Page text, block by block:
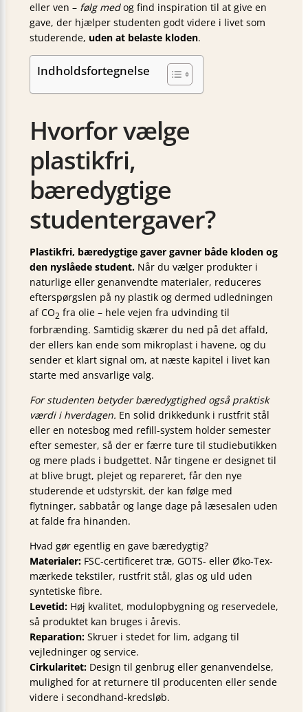
eller ven – følg medog find inspiration til at give en
gave, der hjælper studenten godt videre i livet som
studerende, uden at belaste kloden.
Indholdsfortegnelse
Hvorfor vælge
plastikfri,
bæredygtige
studentergaver?
Plastikfri, bæredygtige gaver gavner både kloden og
den nyslåede student. Når du vælger produkter i
naturlige eller genanvendte materialer, reduceres
efterspørgslen på ny plastik og dermed udledningen
af CO2 fra olie – hele vejen fra udvinding til
forbrænding. Samtidig skærer du ned på det affald,
der ellers kan ende som mikroplast i havene, og du
sender et klart signal om, at næste kapitel i livet kan
starte med ansvarlige valg.
For studenten betyder bæredygtighed også praktisk
værdi i hverdagen. En solid drikkedunk i rustfrit stål
eller en notesbog med refill-system holder semester
efter semester, så der er færre ture til studiebutikken
og mere plads i budgettet. Når tingene er designet til
at blive brugt, plejet og repareret, får den nye
studerende et udstyrskit, der kan følge med
flytninger, sabbatår og lange dage på læsesalen uden
at falde fra hinanden.
Hvad gør egentlig en gave bæredygtig?
Materialer: FSC-certificeret træ, GOTS- eller Øko-Tex-
mærkede tekstiler, rustfrit stål, glas og uld uden
syntetiske fibre.
Levetid: Høj kvalitet, modulopbygning og reservedele,
så produktet kan bruges i årevis.
Reparation: Skruer i stedet for lim, adgang til
vejledninger og service.
Cirkularitet: Design til genbrug eller genanvendelse,
mulighed for at returnere til producenten eller sende
videre i secondhand-kredsløb.